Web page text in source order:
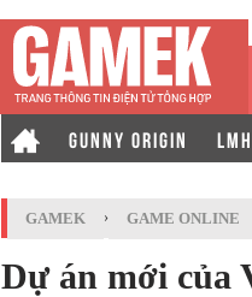
GUNNY ORIGIN
GAMEK › GAME ONLINE
Dự án mới của